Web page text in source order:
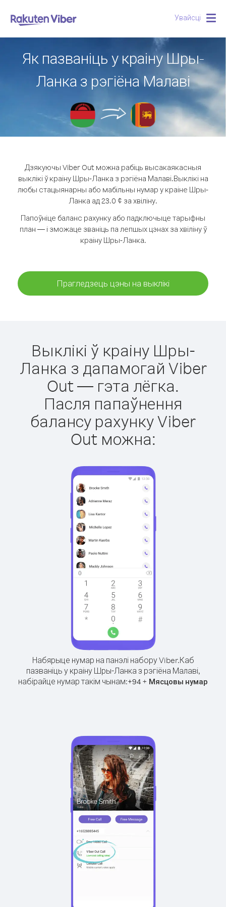
Увайсці
Як пазваніць у краіну Шры-
Ланка з рэгіёна Малаві
Дзякуючы Viber Out можна рабіць высакаякасныя
выклікі ў краіну Шры-Ланка з рэгіёна Малаві.Выклікі на
любы стацыянарны або мабільны нумар у краіне Шры-
Ланка ад 23.0 ¢ за хвіліну.
Папоўніце баланс рахунку або падключыце тарыфны
план — і зможаце званіць па лепшых цэнах за хвіліну ў
краіну Шры-Ланка.
Прагледзець цэны на выклікі
Выклікі ў краіну Шры-
Ланка з дапамогай Viber
Out — гэта лёгка.
Пасля папаўнення
балансу рахунку Viber
Out можна:
Набярыце нумар на панэлі набору Viber.Каб
пазваніць у краіну Шры-Ланка з рэгіёна Малаві,
набірайце нумар такім чынам:+94 + Мясцовы нумар